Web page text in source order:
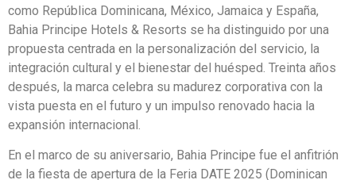
como República Dominicana, México, Jamaica y España,
Bahia Principe Hotels & Resorts se ha distinguido por una
propuesta centrada en la personalización del servicio, la
integración cultural y el bienestar del huésped. Treinta años
después, la marca celebra su madurez corporativa con la
vista puesta en el futuro y un impulso renovado hacia la
expansión internacional.
En el marco de su aniversario, Bahia Principe fue el anfitrión
de la fiesta de apertura de la Feria DATE 2025 (Dominican